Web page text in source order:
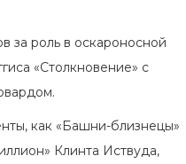
за роль в оскароносной
«Столкновение» c
как «Башни-близнецы»
Клинта Иствуда,